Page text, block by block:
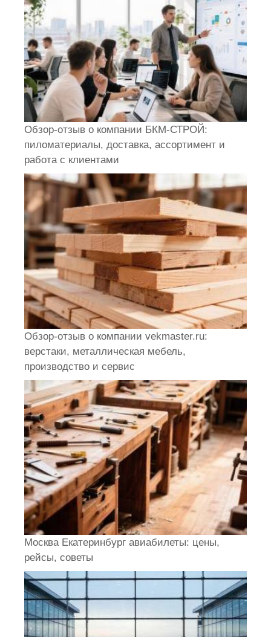
Обзор-отзыв о компании БКМ-СТРОЙ:
пиломатериалы, доставка, ассортимент и
работа с клиентами
Обзор-отзыв о компании vekmaster.ru:
верстаки, металлическая мебель,
производство и сервис
Москва Екатеринбург авиабилеты: цены,
рейсы, советы